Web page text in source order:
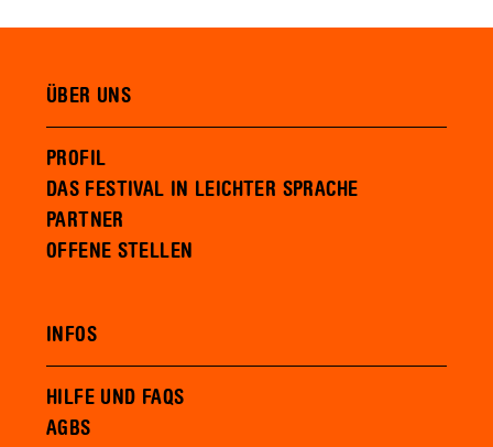
ÜBER UNS
PROFIL
DAS FESTIVAL IN LEICHTER SPRACHE
PARTNER
OFFENE STELLEN
INFOS
HILFE UND FAQS
AGBS